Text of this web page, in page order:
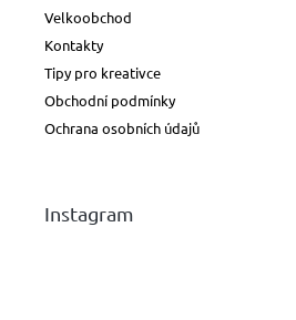
Velkoobchod
Kontakty
Tipy pro kreativce
Obchodní podmínky
Ochrana osobních údajů
Instagram